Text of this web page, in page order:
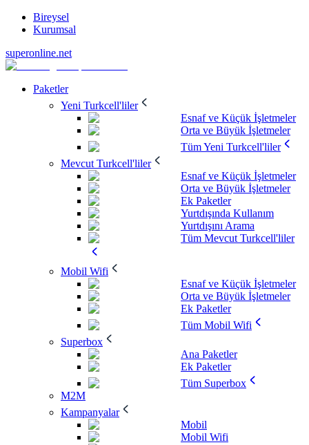
Bireysel
Kurumsal
superonline.net
Paketler
Yeni Turkcell'liler
Esnaf ve Küçük İşletmeler
Orta ve Büyük İşletmeler
Tüm Yeni Turkcell'liler
Mevcut Turkcell'liler
Esnaf ve Küçük İşletmeler
Orta ve Büyük İşletmeler
Ek Paketler
Yurtdışında Kullanım
Yurtdışını Arama
Tüm Mevcut Turkcell'liler
Mobil Wifi
Esnaf ve Küçük İşletmeler
Orta ve Büyük İşletmeler
Ek Paketler
Tüm Mobil Wifi
Superbox
Ana Paketler
Ek Paketler
Tüm Superbox
M2M
Kampanyalar
Mobil
Mobil Wifi